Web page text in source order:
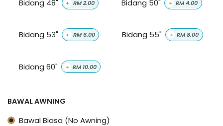
Bidang 48" + RM2.00 Bidang 50" + RM4.00
Bidang 53" + RM6.00 Bidang 55" + RM8.00
Bidang 60" + RM 10.00
BAWAL AWNING
Bawal Biasa (No Awning)